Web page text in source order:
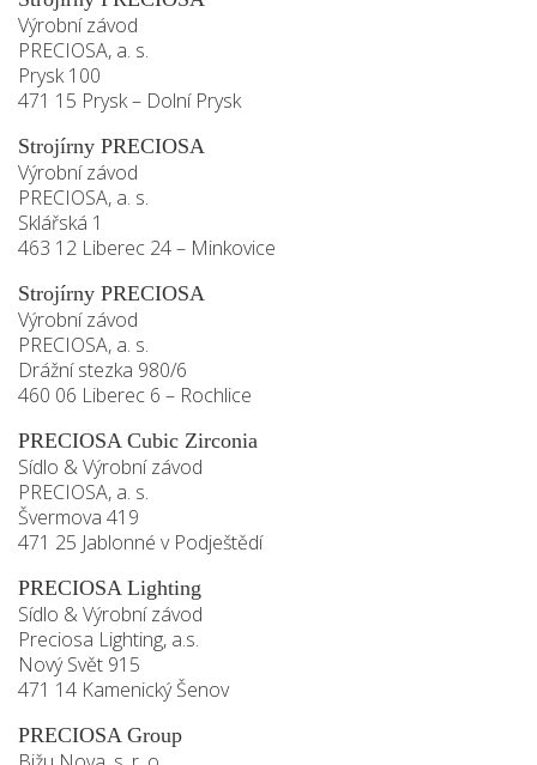
Výrobní závod
PRECIOSA, a. s.
Prysk 100
471 15 Prysk – Dolní Prysk
Strojírny PRECIOSA
Výrobní závod
PRECIOSA, a. s.
Sklářská 1
463 12 Liberec 24 – Minkovice
Strojírny PRECIOSA
Výrobní závod
PRECIOSA, a. s.
Drážní stezka 980/6
460 06 Liberec 6 – Rochlice
PRECIOSA Cubic Zirconia
Sídlo & Výrobní závod
PRECIOSA, a. s.
Švermova 419
471 25 Jablonné v Podještědí
PRECIOSA Lighting
Sídlo & Výrobní závod
Preciosa Lighting, a.s.
Nový Svět 915
471 14 Kamenický Šenov
PRECIOSA Group